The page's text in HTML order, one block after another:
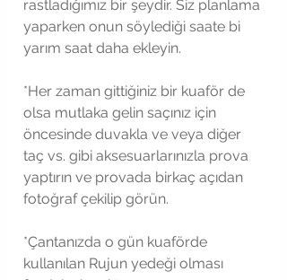
rastladığımız bir şeydir. Siz planlama
yaparken onun söylediği saate bi
yarım saat daha ekleyin.
*Her zaman gittiğiniz bir kuaför de
olsa mutlaka gelin saçınız için
öncesinde duvakla ve veya diğer
taç vs. gibi aksesuarlarınızla prova
yaptırın ve provada birkaç açıdan
fotoğraf çekilip görün.
*Çantanızda o gün kuaförde
kullanılan Rujun yedeği olması